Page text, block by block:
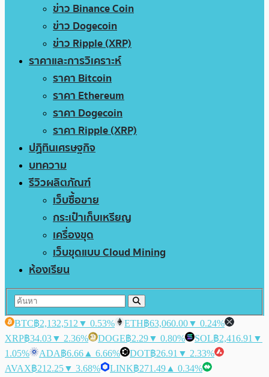
ข่าว Binance Coin
ข่าว Dogecoin
ข่าว Ripple (XRP)
ราคาและการวิเคราะห์
ราคา Bitcoin
ราคา Ethereum
ราคา Dogecoin
ราคา Ripple (XRP)
ปฏิทินเศรษฐกิจ
บทความ
รีวิวผลิตภัณฑ์
เว็บซื้อขาย
กระเป๋าเก็บเหรียญ
เครื่องขุด
เว็บขุดแบบ Cloud Mining
ห้องเรียน
BTC฿2,132,512 ▼ 0.53% ETH฿63,060.00▼ 0.24%
XRP฿34.03▼ 2.36% DOGE฿2.29▼ 0.80% SOL฿2,416.91 ▼
1.05%
ADA฿6.66 ▲ 6.66% DOT฿26.91 ▼ 2.33%
AVAX฿212.25▼ 3.68% LINK฿271.49 ▲ 0.34%